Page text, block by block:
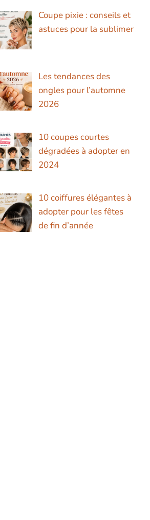
Coupe pixie : conseils et
astuces pour la sublimer
Les tendances des
ongles pour l’automne
2026
10 coupes courtes
dégradées à adopter en
2024
10 coiffures élégantes à
adopter pour les fêtes
de fin d’année